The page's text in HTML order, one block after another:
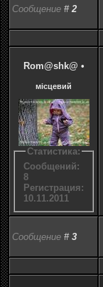
Сообщение # 2
Rom@shk@ •
місцевий
Статистика:
Сообщений:
8
Регистрация:
10.11.2011
Сообщение # 3